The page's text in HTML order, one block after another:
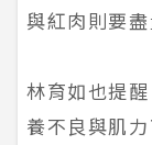
與紅肉則要盡
林育如也提
養不良與肌